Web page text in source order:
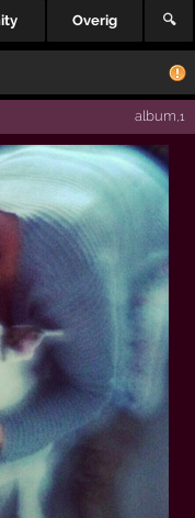
Overig 🔍
album ,1